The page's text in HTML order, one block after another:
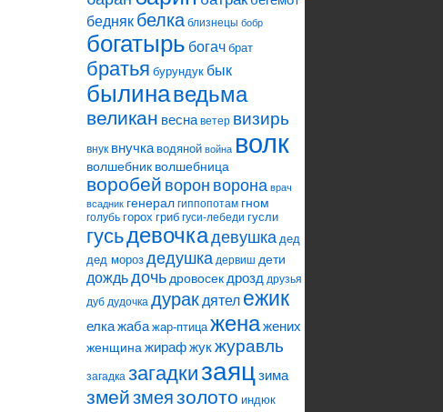
бедняк белка близнецы бобр
богатырь богач брат
братья бурундук бык
былинаведьма
великан весна ветер визирь
внук внучка водяной война волк
волшебник волшебница
воробей ворон ворона врач
всадник генерал гиппопотам гном
голубь горох гриб гуси-лебеди гусли
гусьдевочкадевушка дед
дед мороз дедушка дервиш дети
дождьдочь дровосек дрозд друзья
дуб дудочка дурак дятел ежик
елкажаба жар-птица женажених
женщина жирафжукжуравль
загадка загадкизаяцзима
змейзмеязолото индюк